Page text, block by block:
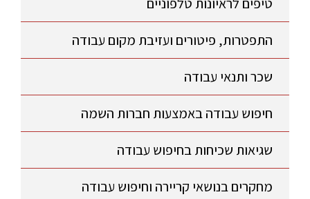
התפטרות, פיטורים ועזיבת מקום עבודה
שכר ותנאי עבודה
חיפוש עבודה באמצעות חברות השמה
שגיאות שכיחות בחיפוש עבודה
מחקרים בנושאי קריירה וחיפוש עבודה